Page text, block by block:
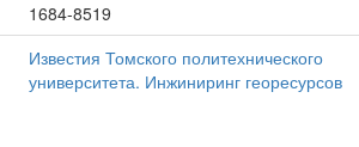
1684-8519
Известия Томского политехнического
университета. Инжиниринг георесурсов